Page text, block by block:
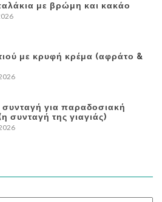
με βρώμη και κακάο
με κρυφή κρέμα (αφράτο &
συνταγή για παραδοσιακή
συνταγή της γιαγιάς)